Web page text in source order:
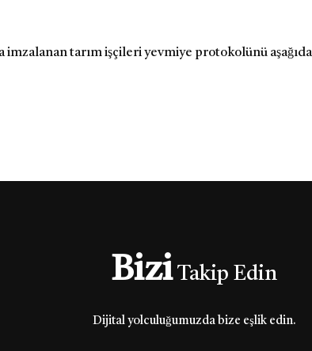
tarım işçileri yevmiye protokolünü
BiziTakip Edin
Dijital yolculuğumuzda bize eşlik edin.